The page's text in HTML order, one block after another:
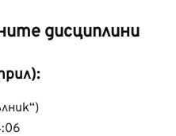
дисциплини